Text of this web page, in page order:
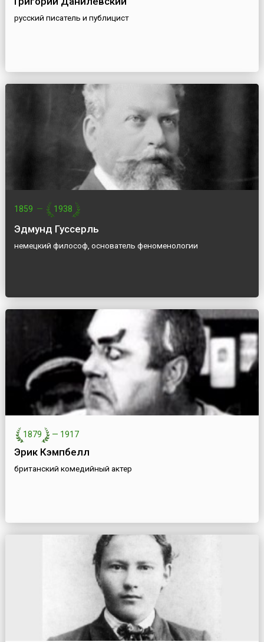
русский писатель и публицист
1859 — 1938
Эдмунд Гуссерль
немецкий философ, основатель феноменологии
1879 — 1917
Эрик Кэмпбелл
британский комедийный актер